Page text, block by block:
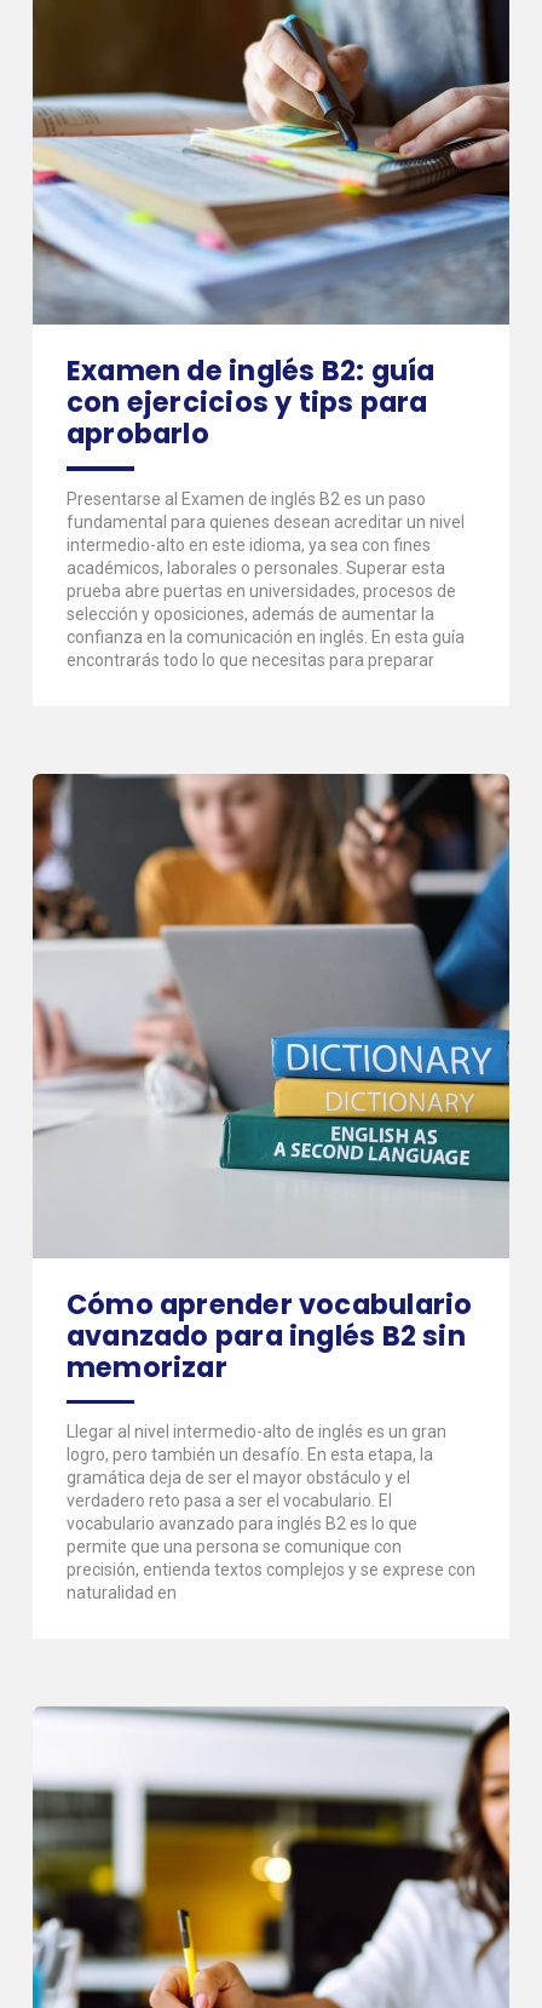
Examen de inglés B2: guía
con ejercicios y tips para
aprobarlo
Presentarse al Examen de inglés B2 es un paso
fundamental para quienes desean acreditar un nivel
intermedio-alto en este idioma, ya sea con fines
académicos, laborales o personales. Superar esta
prueba abre puertas en universidades, procesos de
selección y oposiciones, además de aumentar la
confianza en la comunicación en inglés. En esta guía
encontrarás todo lo que necesitas para preparar
Cómo aprender vocabulario
avanzado para inglés B2 sin
memorizar
Llegar al nivel intermedio-alto de inglés es un gran
logro, pero también un desafío. En esta etapa, la
gramática deja de ser el mayor obstáculo y el
verdadero reto pasa a ser el vocabulario. El
vocabulario avanzado para inglés B2 es lo que
permite que una persona se comunique con
precisión, entienda textos complejos y se exprese con
naturalidad en